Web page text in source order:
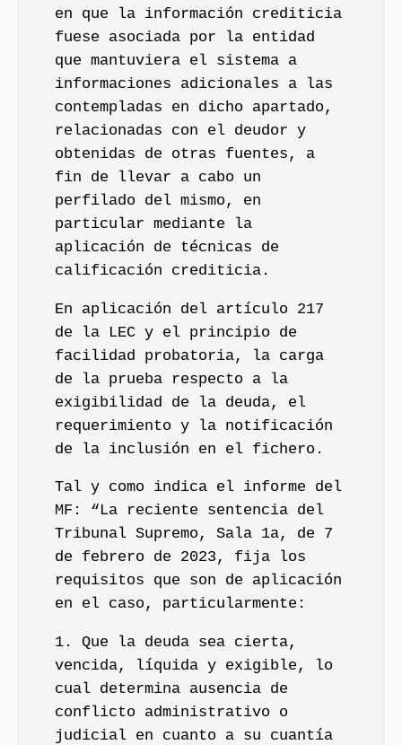
en que la información crediticia
fuese asociada por la entidad
que mantuviera el sistema a
informaciones adicionales a las
contempladas en dicho apartado,
relacionadas con el deudor y
obtenidas de otras fuentes, a
fin de llevar a cabo un
perfilado del mismo, en
particular mediante la
aplicación de técnicas de
calificación crediticia.
En aplicación del artículo 217
de la LEC y el principio de
facilidad probatoria, la carga
de la prueba respecto a la
exigibilidad de la deuda, el
requerimiento y la notificación
de la inclusión en el fichero.
Tal y como indica el informe del
MF: “La reciente sentencia del
Tribunal Supremo, Sala 1a, de 7
de febrero de 2023, fija los
requisitos que son de aplicación
en el caso, particularmente:
1. Que la deuda sea cierta,
vencida, líquida y exigible, lo
cual determina ausencia de
conflicto administrativo o
judicial en cuanto a su cuantía